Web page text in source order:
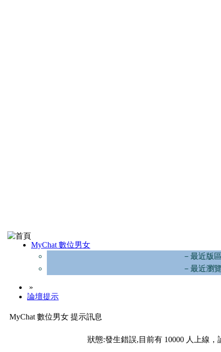
MyChat 數位男女
－最近版
－最近瀏
»
論壇提示
MyChat 數位男女 提示訊息
狀態:發生錯誤,目前有 10000 人上線